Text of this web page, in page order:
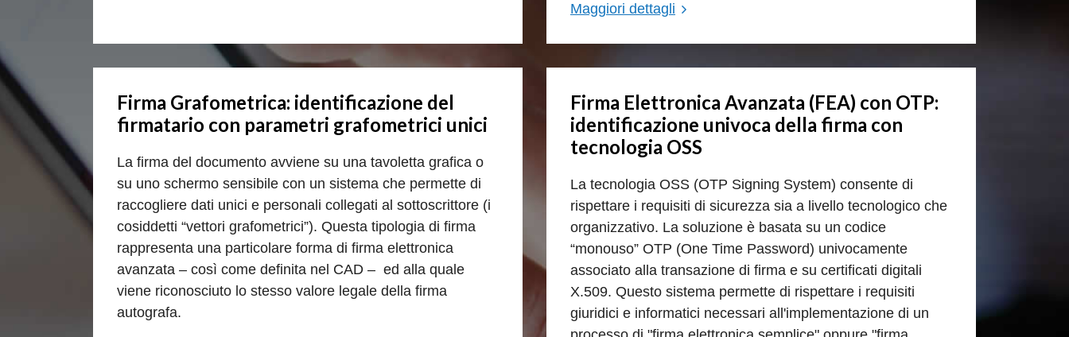
Maggiori dettagli
Firma Grafometrica: identificazione del
firmatario con parametri grafometrici unici
La firma del documento avviene su una tavoletta grafica o
su uno schermo sensibile con un sistema che permette di
raccogliere dati unici e personali collegati al sottoscrittore (i
cosiddetti “vettori grafometrici”). Questa tipologia di firma
rappresenta una particolare forma di firma elettronica
avanzata – così come definita nel CAD – ed alla quale
viene riconosciuto lo stesso valore legale della firma
autografa.
Firma Elettronica Avanzata (FEA) con OTP:
identificazione univoca della firma con
tecnologia OSS
La tecnologia OSS (OTP Signing System) consente di
rispettare i requisiti di sicurezza sia a livello tecnologico che
organizzativo. La soluzione è basata su un codice
“monouso” OTP (One Time Password) univocamente
associato alla transazione di firma e su certificati digitali
X.509. Questo sistema permette di rispettare i requisiti
giuridici e informatici necessari all'implementazione di un